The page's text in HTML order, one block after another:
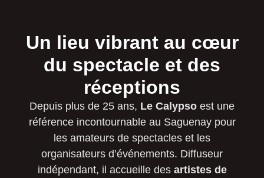
Un lieu vibrant au cœur
du spectacle et des
réceptions
Depuis plus de 25 ans, Le Calypso est une
référence incontournable au Saguenay pour
les amateurs de spectacles et les
organisateurs d’événements. Diffuseur
indépendant, il accueille des artistes de